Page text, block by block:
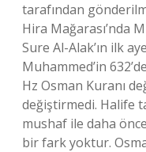
tarafından
Hira Mağarası’nda
Sure Al-Alak’ın ilk
Muhammed’in
Hz Osman Kuranı
değiştirmedi. Halife
mushaf ile daha
bir fark yoktur.